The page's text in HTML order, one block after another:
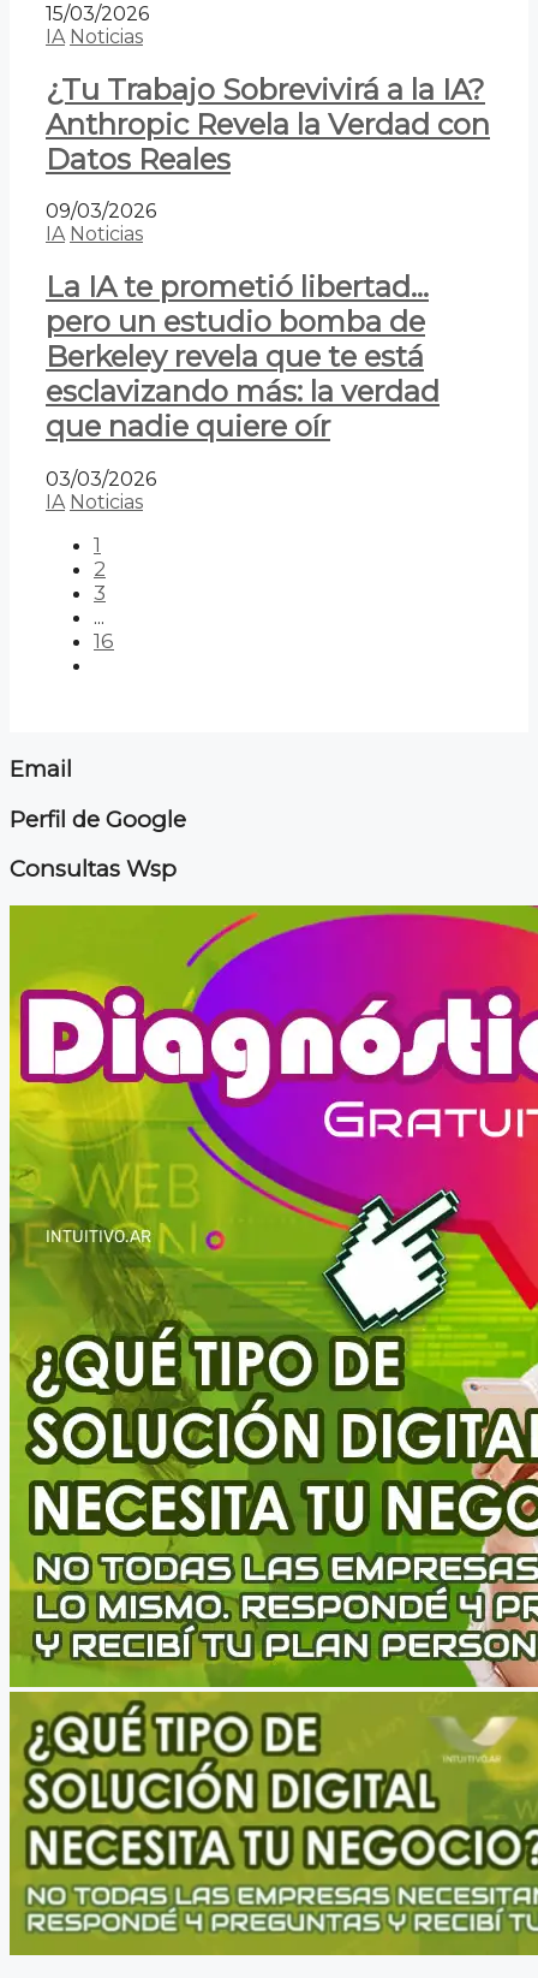
15/03/2026
IA Noticias
¿Tu Trabajo Sobrevivirá a la IA?
Anthropic Revela la Verdad con
Datos Reales
09/03/2026
IA Noticias
La IA te prometió libertad…
pero un estudio bomba de
Berkeley revela que te está
esclavizando más: la verdad
que nadie quiere oír
03/03/2026
IA Noticias
1
2
3
...
16
Email
Perfil de Google
Consultas Wsp